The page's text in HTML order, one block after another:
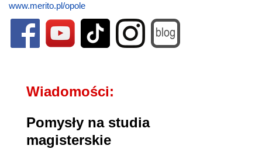
www.merito.pl/opole
Wiadomości:
Pomysły na studia
magisterskie